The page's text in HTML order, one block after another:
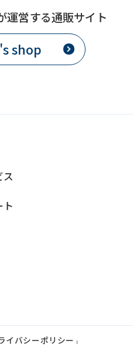
運営する通販サイト
shop
イバシーポリシー |